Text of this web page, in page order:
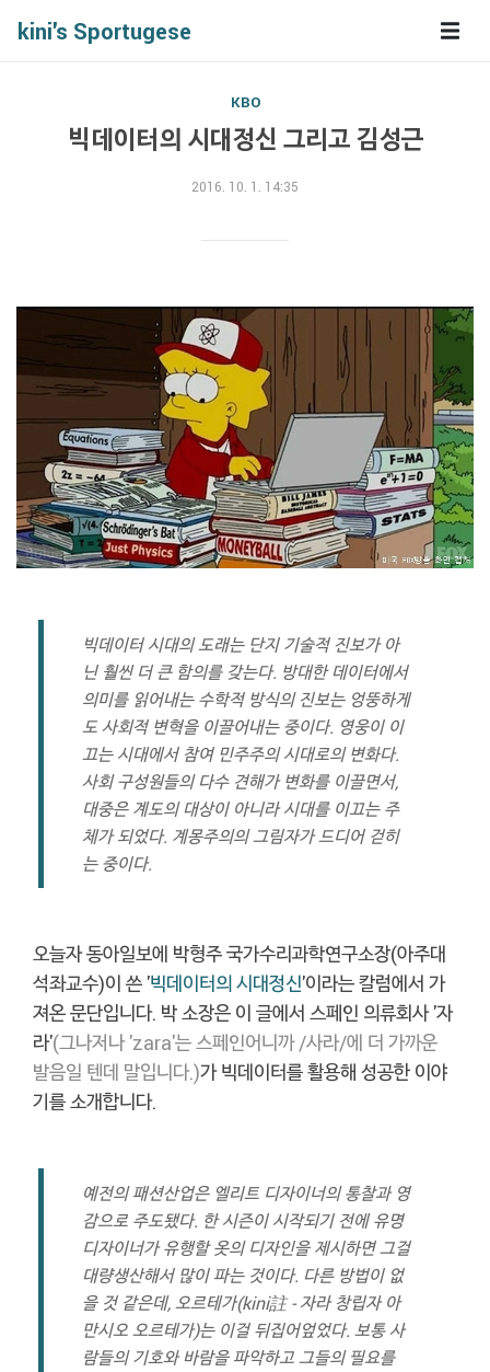
kini's Sportugese
KBO
빅데이터의 시대정신 그리고 김성근
2016. 10. 1. 14:35
빅데이터 시대의 도래는 단지 기술적 진보가 아
닌 훨씬 더 큰 함의를 갖는다. 방대한 데이터에서
의미를 읽어내는 수학적 방식의 진보는 엉뚱하게
도 사회적 변혁을 이끌어내는 중이다. 영웅이 이
끄는 시대에서 참여 민주주의 시대로의 변화다.
사회 구성원들의 다수 견해가 변화를 이끌면서,
대중은 계도의 대상이 아니라 시대를 이끄는 주
체가 되었다. 계몽주의의 그림자가 드디어 걷히
는 중이다.
오늘자 동아일보에 박형주 국가수리과학연구소장(아주대
석좌교수)이 쓴 '빅데이터의 시대정신'이라는 칼럼에서 가
져온 문단입니다. 박 소장은 이 글에서 스페인 의류회사 '자
라'(그나저나 'zara'는 스페인어니까 /사라/에 더 가까운
발음일 텐데 말입니다.)가 빅데이터를 활용해 성공한 이야
기를 소개합니다.
예전의 패션산업은 엘리트 디자이너의 통찰과 영
감으로 주도됐다. 한 시즌이 시작되기 전에 유명
디자이너가 유행할 옷의 디자인을 제시하면 그걸
대량생산해서 많이 파는 것이다. 다른 방법이 없
을 것 같은데, 오르테가(kini註 - 자라 창립자 아
만시오 오르테가)는 이걸 뒤집어엎었다. 보통 사
람들의 기호와 바람을 파악하고 그들의 필요를